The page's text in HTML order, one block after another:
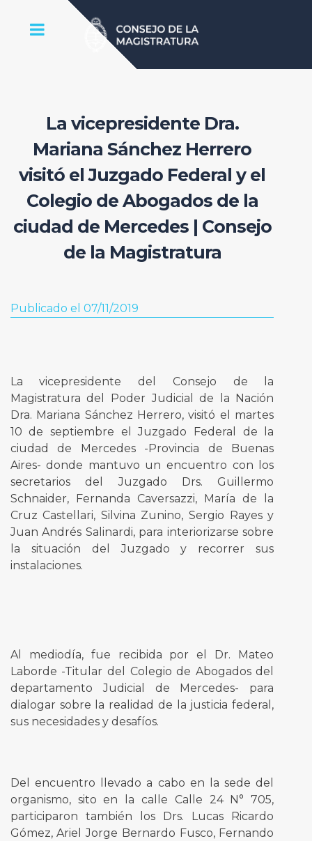
La vicepresidente Dra.
Mariana Sánchez Herrero
visitó el Juzgado Federal y el
Colegio de Abogados de la
ciudad de Mercedes | Consejo
de la Magistratura
Publicado el 07/11/2019
La vicepresidente del Consejo de la
Magistratura del Poder Judicial de la Nación
Dra. Mariana Sánchez Herrero, visitó el martes
10 de septiembre el Juzgado Federal de la
ciudad de Mercedes -Provincia de Buenas
Aires- donde mantuvo un encuentro con los
secretarios del Juzgado Drs. Guillermo
Schnaider, Fernanda Caversazzi, María de la
Cruz Castellari, Silvina Zunino, Sergio Rayes y
Juan Andrés Salinardi, para interiorizarse sobre
la situación del Juzgado y recorrer sus
instalaciones.
Al mediodía, fue recibida por el Dr. Mateo
Laborde -Titular del Colegio de Abogados del
departamento Judicial de Mercedes- para
dialogar sobre la realidad de la justicia federal,
sus necesidades y desafíos.
Del encuentro llevado a cabo en la sede del
organismo, sito en la calle Calle 24 N° 705,
participaron también los Drs. Lucas Ricardo
Gómez, Ariel Jorge Bernardo Fusco, Fernando